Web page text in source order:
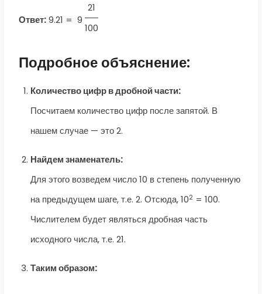
Ответ: 9.21 = 9
21
100
Подробное объяснение:
Количество цифр в дробной части:
Посчитаем количество цифр после запятой. В
нашем случае — это 2.
Найдем знаменатель:
Для этого возведем число 10 в степень полученную
на предыдущем шаге, т.е. 2. Отсюда, 102= 100.
Числителем будет являться дробная часть
исходного числа, т.е. 21.
Таким образом: